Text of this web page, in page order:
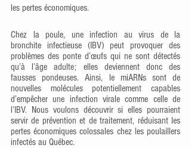
les pertes économiques.
Chez la poule, une infection au virus de la
bronchite infectieuse (IBV) peut provoquer des
problèmes des ponte d’œufs qui ne sont détectés
qu’à l’âge adulte; elles deviennent donc des
fausses pondeuses. Ainsi, le miARNs sont de
nouvelles molécules potentiellement capables
d’empêcher une infection virale comme celle de
l’IBV. Nous voulons découvrir si elles pourraient
servir de prévention et de traitement, réduisant les
pertes économiques colossales chez les poulaillers
infectés au Québec.